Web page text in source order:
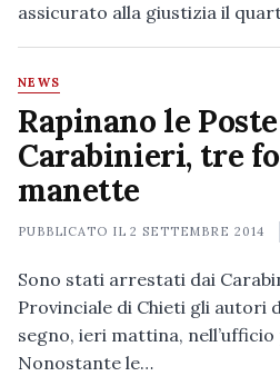
assicurato alla giustizia il
NEWS
Rapinano le
Carabinieri, tre
manette
PUBBLICATO IL2 SETTEMBRE 2014
Sono stati arrestati dai
Provinciale di Chieti gli autori
segno, ieri mattina, nell’ufficio
Nonostante le…